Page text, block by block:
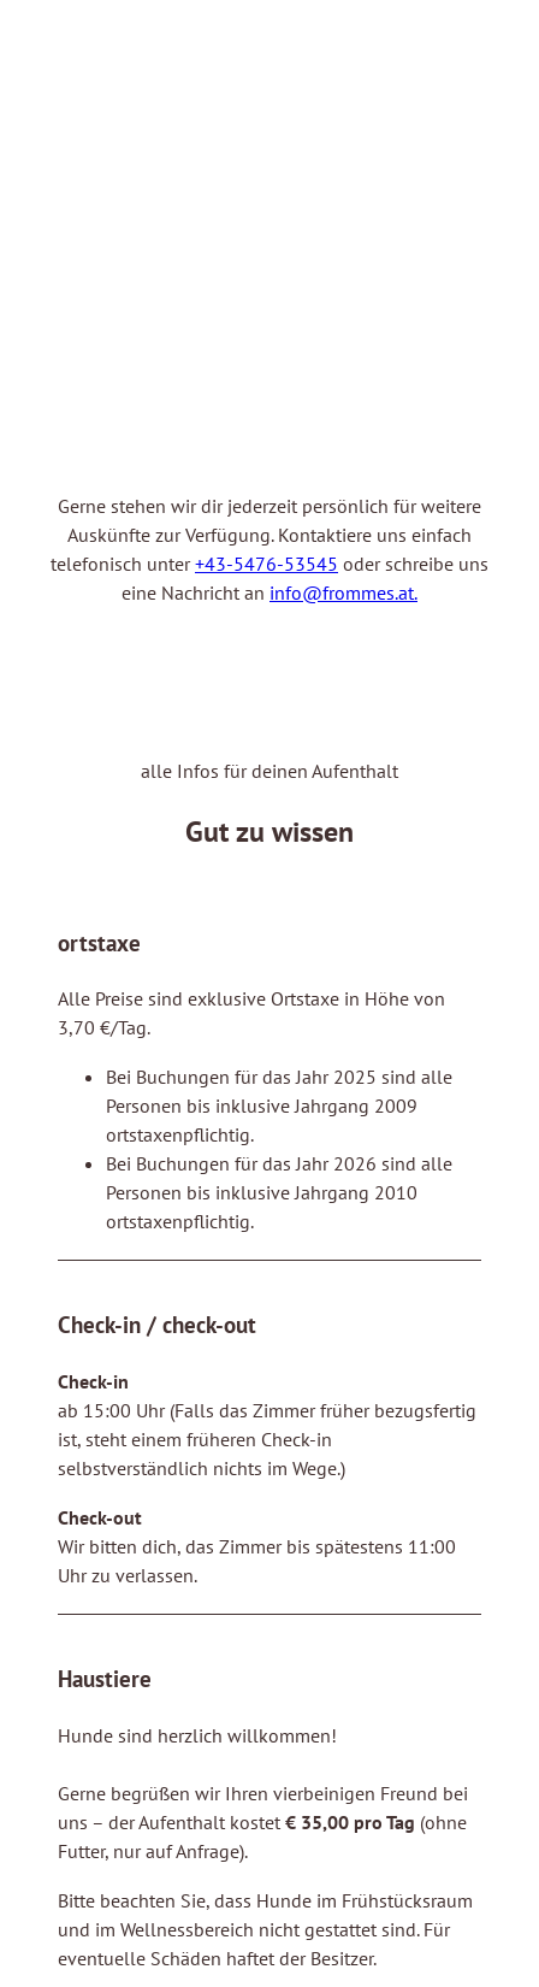
Gerne stehen wir dir jederzeit persönlich für weitere
Auskünfte zur Verfügung. Kontaktiere uns einfach
telefonisch unter+43-5476-53545 oder schreibe uns
eine Nachricht an info@frommes.at.
alle Infos für deinen Aufenthalt
Gut zu wissen
ortstaxe
Alle Preise sind exklusive Ortstaxe in Höhe von
3,70 €/Tag.
Bei Buchungen für das Jahr 2025 sind alle
Personen bis inklusive Jahrgang 2009
ortstaxenpflichtig.
Bei Buchungen für das Jahr 2026 sind alle
Personen bis inklusive Jahrgang 2010
ortstaxenpflichtig.
Check-in / check-out
Check-in
ab 15:00 Uhr (Falls das Zimmer früher bezugsfertig
ist, steht einem früheren Check-in
selbstverständlich nichts im Wege.)
Check-out
Wir bitten dich, das Zimmer bis spätestens 11:00
Uhr zu verlassen.
Haustiere
Hunde sind herzlich willkommen!
Gerne begrüßen wir Ihren vierbeinigen Freund bei
uns – der Aufenthalt kostet € 35,00 pro Tag (ohne
Futter, nur auf Anfrage).
Bitte beachten Sie, dass Hunde im Frühstücksraum
und im Wellnessbereich nicht gestattet sind. Für
eventuelle Schäden haftet der Besitzer.